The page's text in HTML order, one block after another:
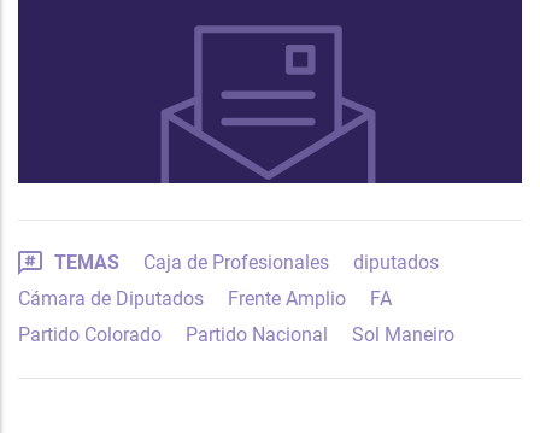
TEMAS Caja de Profesionales
diputados
Cámara de Diputados
Frente Amplio
FA
Partido Colorado
Partido Nacional Sol Maneiro